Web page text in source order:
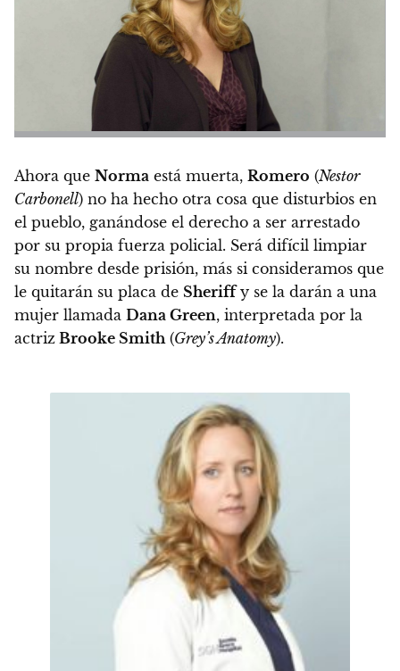
Ahora que Norma está muerta, Romero (Nestor
Carbonell) no ha hecho otra cosa que disturbios en
el pueblo, ganándose el derecho a ser arrestado
por su propia fuerza policial. Será difícil limpiar
su nombre desde prisión, más si consideramos que
le quitarán su placa de Sheriffy se la darán a una
mujer llamada Dana Green, interpretada por la
actriz Brooke Smith (Grey’s Anatomy).